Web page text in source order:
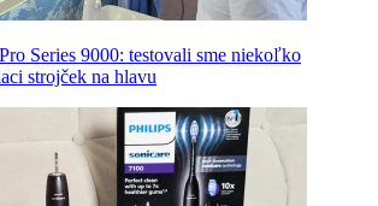
Series 9000: testovali sme niekoľko
strojček na hlavu